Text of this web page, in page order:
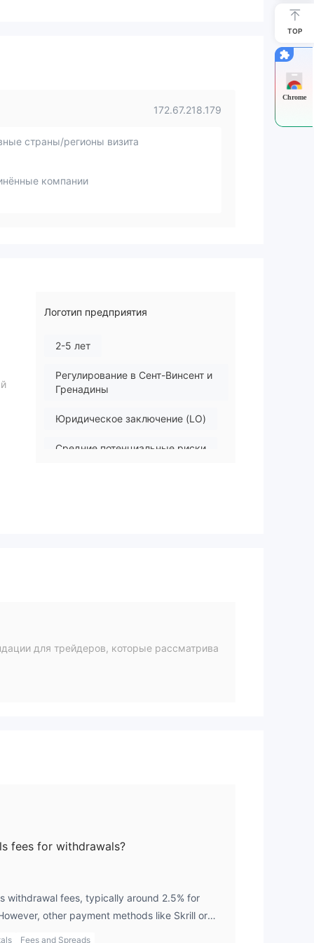
172.67.218.179
страны/регионы визита
компании
Логотип предприятия
2-5 лет
Регулирование в Сент-Винсент и
Гренадины
Юридическое заключение (LO)
Средние потенциальные риски
для трейдеров, которые рассматрива
fees for withdrawals?
withdrawal fees, typically around 2.5% for
other payment methods like Skrill or
Fees and Spreads
TOP
Chrome